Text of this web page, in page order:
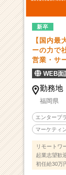
新卒
【国内最
ーの力で
営業・サ
WEB面
勤務地
福岡県
エンタープ
マーケティ
リモートワ
起業志望歓
初任給30万